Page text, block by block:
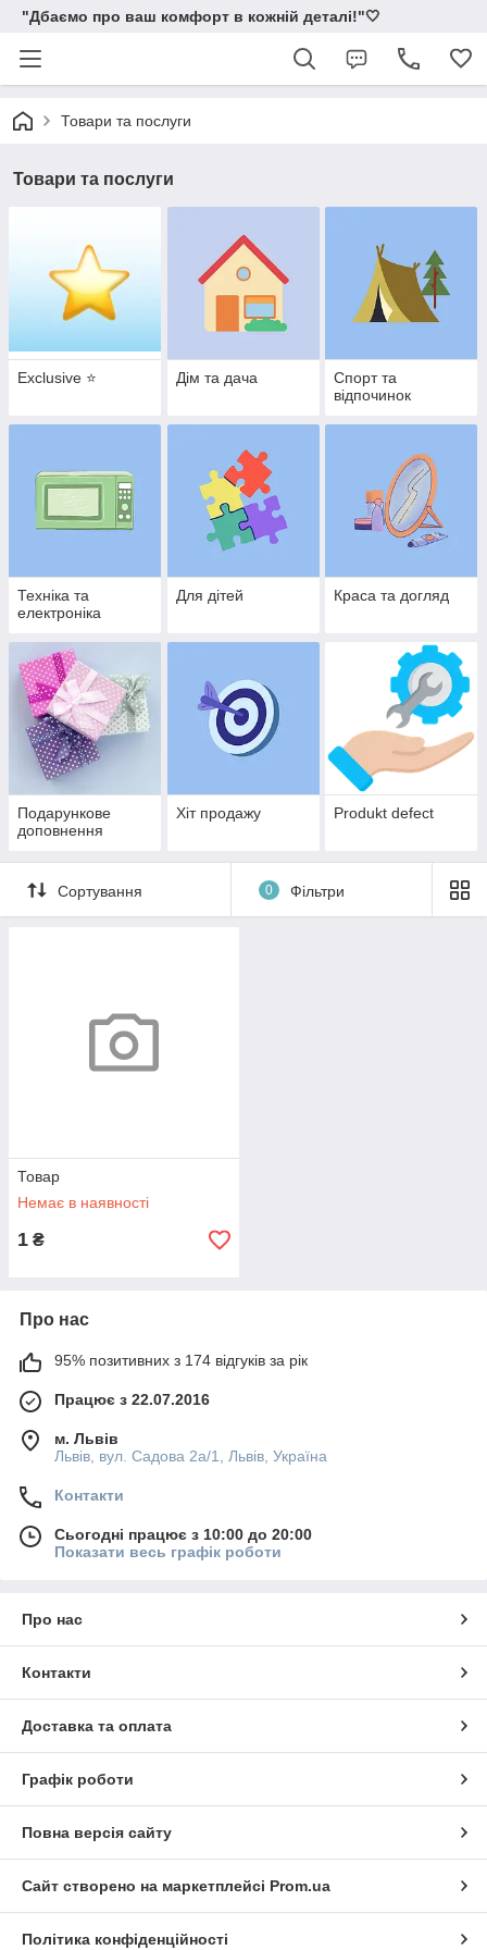
"Дбаємо про ваш комфорт в кожній деталі!"🤍
Товари та послуги
Товари та послуги
Exclusive ⭐ Дім та дача
Спорт та
відпочинок
Техніка та
електроніка
Для дітей Краса та догляд
Подарункове
доповнення
Хіт продажу Produkt defect
Сортування 0 Фільтри
Товар
Немає в наявності
1 ₴
Про нас
95% позитивних з 174 відгуків за рік
Працює з 22.07.2016
м. Львів
Львів, вул. Садова 2а/1, Львів, Україна
Контакти
Сьогодні працює з 10:00 до 20:00
Показати весь графік роботи
Про нас
Контакти
Доставка та оплата
Графік роботи
Повна версія сайту
Сайт створено на маркетплейсі Prom.ua
Політика конфіденційності